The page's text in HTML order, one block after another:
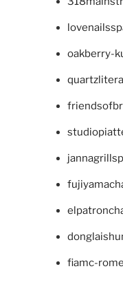
oakberry-
fiamc-